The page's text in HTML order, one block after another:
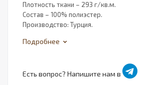
Плотность ткани – 293 г/кв.м.
Состав – 100% полиэстер.
Производство: Турция.
Подробнее
Есть вопрос? Напишите нам в